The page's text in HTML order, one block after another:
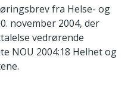
fra Helse- og
november 2004, der
vedrørende
NOU 2004:18 Helhet og